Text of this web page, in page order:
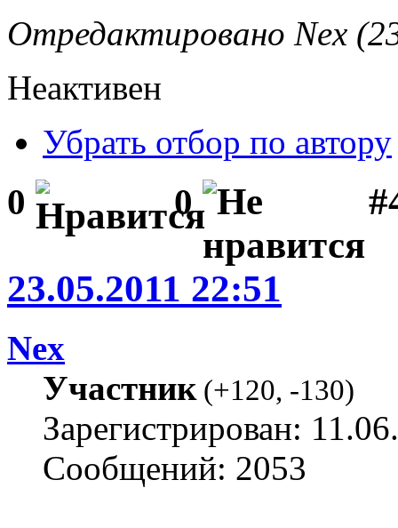
Отредактировано Nex
Неактивен
Убрать отбор по автору
0 0
23.05.2011 22:51
Nex
Участник(+120, -130)
Зарегистрирован:
Сообщений: 2053